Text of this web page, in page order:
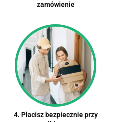
zamówienie
4. Płacisz bezpiecznie przy